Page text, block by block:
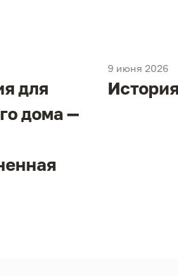
для
дома —
9 июня 2026